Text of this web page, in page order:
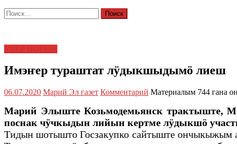
Найти:
Имэҥер тураштат лӱдыкшыдымӧ лиеш
06.07.2020 Марий Эл газет Комментарий Материалым 744 гана
Марий Элыште Козьмодемьянск трактыште,
поснак чӱчкыдын лийын кертме лӱдыкшӧ
Тидын шотышто Госзакупко сайтыште ончыкыжым